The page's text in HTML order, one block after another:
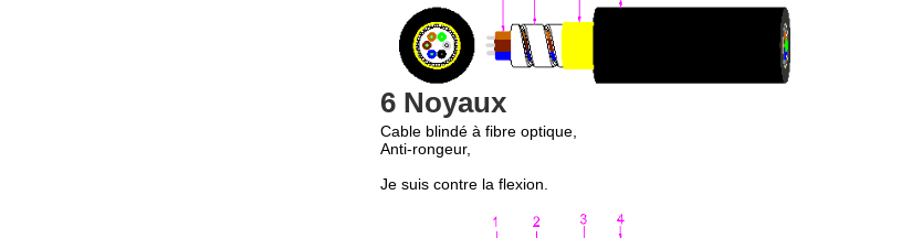
6 Noyaux
Cable blindé à fibre optique,
Anti-rongeur,
Je suis contre la flexion.